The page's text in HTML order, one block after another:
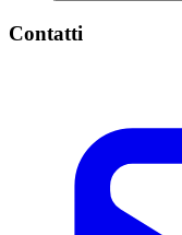
Contatti